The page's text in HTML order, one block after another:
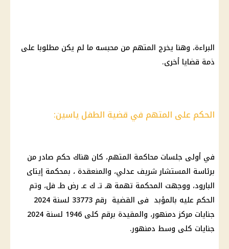
البراءة، وهنا يخرج المتهم من محبسه ما لم يكن مطلوبا على
ذمة قضايا أخرى.
الحكم على المتهم في قضية الطفل ياسين:
في أولى جلسات محاكمة المتهم، كان هناك حكم صادر من
برئاسة المستشار شريف عدلي، والمنعقدة ، بمحكمة إيتاى
البارود، ووجهت المحكمة تهمة هـ تـ ك عـ رض طـ فل، وتم
الحكم عليه بالمؤبد فى القضية رقم 33773 لسنة 2024
جنايات مركز دمنهور، والمقيدة برقم كلى 1946 لسنة 2024
جنايات كلى وسط دمنهور.